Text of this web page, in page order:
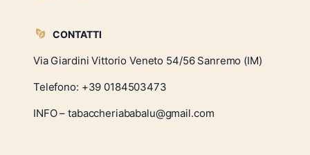
CONTATTI
Via Giardini Vittorio Veneto 54/56 Sanremo (IM)
Telefono: +39 0184503473
INFO – tabaccheriababalu@gmail.com